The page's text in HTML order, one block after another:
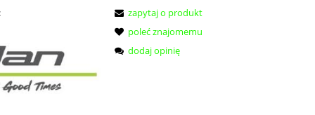
zapytaj o produkt
poleć znajomemu
dodaj opinię